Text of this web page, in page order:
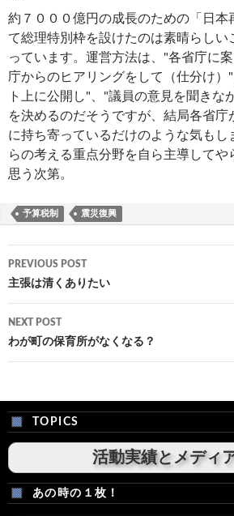
約７０００億円の成長のための「日本
て総理特別枠を設けたのは素晴らしい
っています。運営方法は、"各省庁に
庁からのヒアリングをして（仕分け）
ト上に公開し"、"議員の意見を聞きな
を決めるのだそうですが、結局各省庁
に持ち寄っているだけのような気もし
らの考える重点分野を自ら主導してや
思う次第。
予算税制 震災復興
Post
navigation
PREVIOUS POST
主張は清くありたい
NEXT POST
わが町の保育所がなくなる？
TOPICS
活動実績とメディ
あの時の１枚！